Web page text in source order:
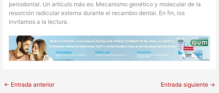
periodontal. Un artículo más es: Mecanismo genético y molecular de la
resorción radicular externa durante el recambio dental. En fin, los
invitamos a la lectura.
← Entrada anterior Entrada siguiente →